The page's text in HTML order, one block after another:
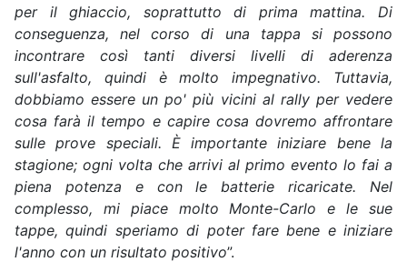
per il ghiaccio, soprattutto di prima mattina. Di
conseguenza, nel corso di una tappa si possono
incontrare così tanti diversi livelli di aderenza
sull'asfalto, quindi è molto impegnativo. Tuttavia,
dobbiamo essere un po' più vicini al rally per vedere
cosa farà il tempo e capire cosa dovremo affrontare
sulle prove speciali. È importante iniziare bene la
stagione; ogni volta che arrivi al primo evento lo fai a
piena potenza e con le batterie ricaricate. Nel
complesso, mi piace molto Monte-Carlo e le sue
tappe, quindi speriamo di poter fare bene e iniziare
l'anno con un risultato positivo”.